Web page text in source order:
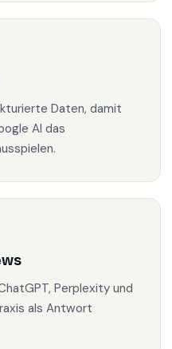
Daten, damit
AI das
Perplexity und
als Antwort